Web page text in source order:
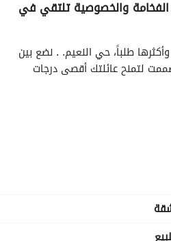
الإعلان حاسبة التمويل
والخصوصية تلتقي في
لضمان وفرة المياه دائماً.